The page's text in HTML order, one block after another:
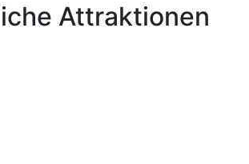
Attraktionen